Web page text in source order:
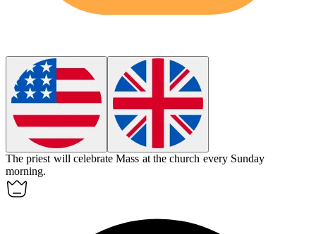
The priest will celebrate Mass at the church every Sunday
morning.